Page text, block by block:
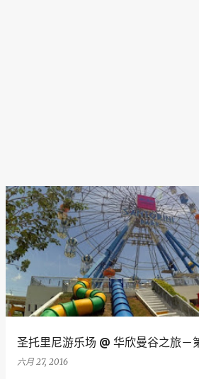
圣托里尼游乐场 @ 华欣曼谷之旅－
六月 27, 2016